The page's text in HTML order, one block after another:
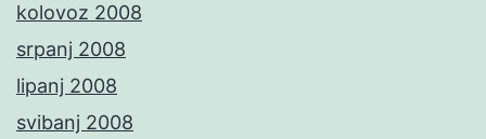
kolovoz 2008
srpanj 2008
lipanj 2008
svibanj 2008